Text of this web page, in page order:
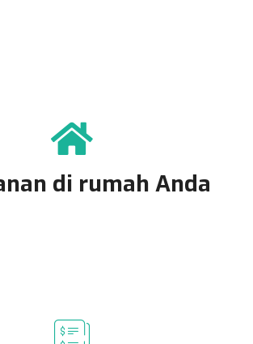
di rumah Anda